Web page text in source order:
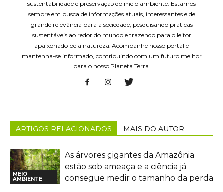
sustentabilidade e preservação do meio ambiente. Estamos
sempre em busca de informações atuais, interessantes e de
grande relevância para a sociedade, pesquisando práticas
sustentáveis ao redor do mundo e trazendo para o leitor
apaixonado pela natureza. Acompanhe nosso portal e
mantenha-se informado, contribuindo com um futuro melhor
para o nosso Planeta Terra.
ARTIGOS RELACIONADOS MAIS DO AUTOR
MEIO
AMBIENTE
As árvores gigantes da Amazônia
estão sob ameaça e a ciência já
consegue medir o tamanho da perda